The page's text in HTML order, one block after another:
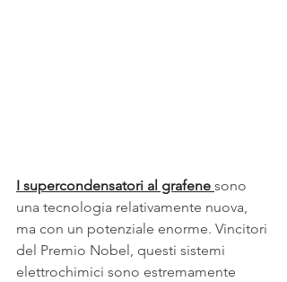
I supercondensatori al grafene sono
una tecnologia relativamente nuova,
ma con un potenziale enorme. Vincitori
del Premio Nobel, questi sistemi
elettrochimici sono estremamente